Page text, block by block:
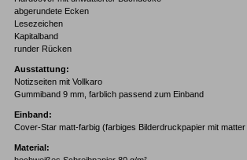
abgerundete Ecken
Lesezeichen
Kapitalband
runder Rücken
Ausstattung:
Notizseiten mit Vollkaro
Gummiband 9 mm, farblich passend zum Einband
Einband:
Cover-Star matt-farbig (farbiges Bilderdruckpapier mit
Material: